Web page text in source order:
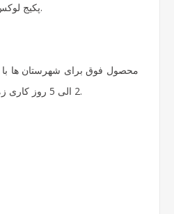
پکیج لوکس و زیبا را تشکیل می دهد.
محصول فوق برای شهرستان ها
2 الی 5 روز کاری زمان برای تحویل نیاز است.